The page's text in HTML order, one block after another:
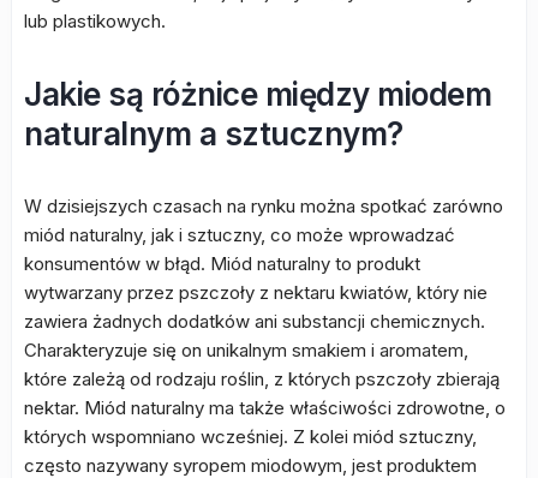
lub plastikowych.
Jakie są różnice między miodem
naturalnym a sztucznym?
W dzisiejszych czasach na rynku można spotkać zarówno
miód naturalny, jak i sztuczny, co może wprowadzać
konsumentów w błąd. Miód naturalny to produkt
wytwarzany przez pszczoły z nektaru kwiatów, który nie
zawiera żadnych dodatków ani substancji chemicznych.
Charakteryzuje się on unikalnym smakiem i aromatem,
które zależą od rodzaju roślin, z których pszczoły zbierają
nektar. Miód naturalny ma także właściwości zdrowotne, o
których wspomniano wcześniej. Z kolei miód sztuczny,
często nazywany syropem miodowym, jest produktem